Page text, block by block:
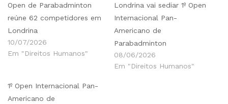
Open de Parabadminton
reúne 62 competidores em
Londrina
10/07/2026
Em "Direitos Humanos"
Londrina vai sediar 1º Open
Internacional Pan-
Americano de
Parabadminton
08/06/2026
Em "Direitos Humanos"
1º Open Internacional Pan-
Americano de